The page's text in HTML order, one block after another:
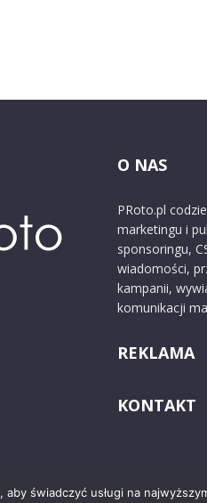
O NAS
PRoto.pl
marketingu i
sponsoringu,
wiadomości,
kampanii,
komunikacji
REKLAMA
KONTAKT
świadczyć usługi na